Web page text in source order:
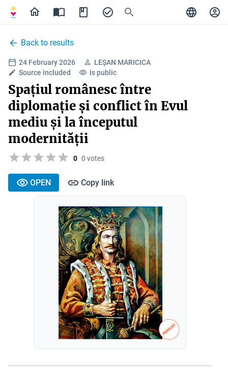
Back to results
24 February 2026
LEȘAN MARICICA
Source included
Is public
Spațiul românesc între
diplomație și conflict în Evul
mediu și la începutul
modernității
0 0 votes
OPEN Copy link